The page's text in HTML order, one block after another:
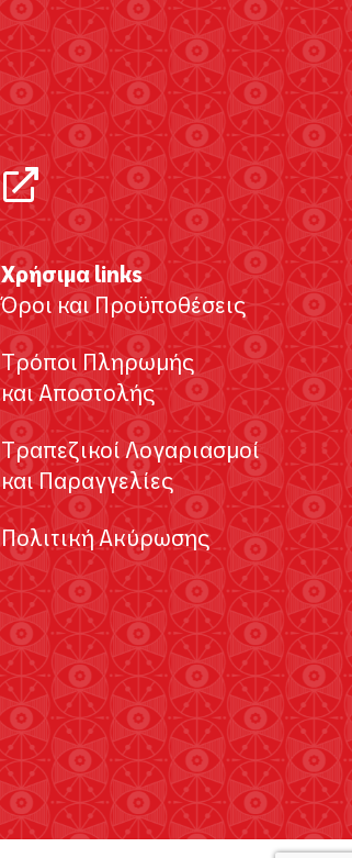
Χρήσιμα links
Όροι και Προϋποθέσεις
Τρόποι Πληρωμής
και Αποστολής
Τραπεζικοί Λογαριασμοί
και Παραγγελίες
Πολιτική Ακύρωσης